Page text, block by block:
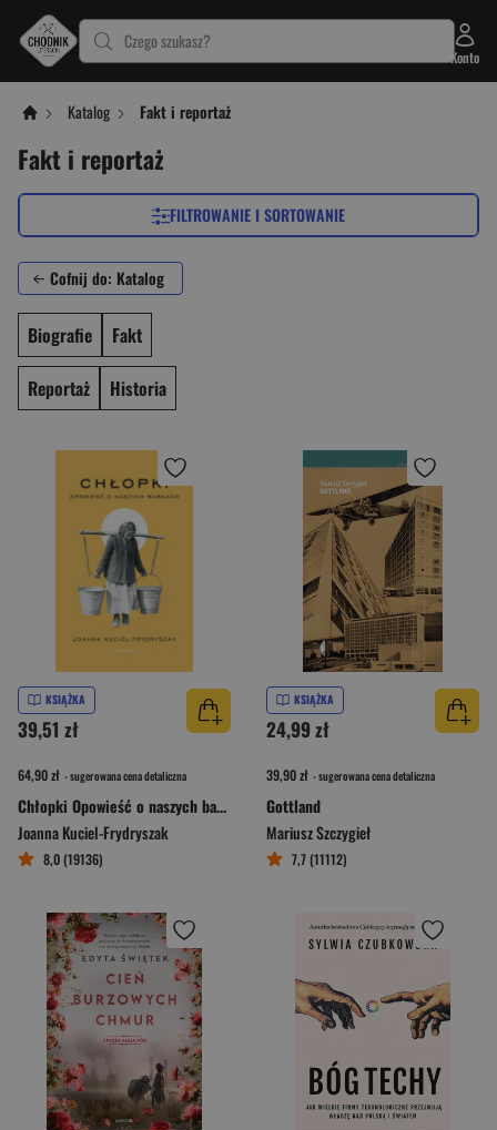
Czego szukasz?
Konto
Katalog Fakt i reportaż
Fakt i reportaż
FILTROWANIE I SORTOWANIE
Cofnij do: Katalog
Biografie
Fakt
Reportaż
Historia
KSIĄŻKA
39,51 zł
64,90 zł - sugerowana cena detaliczna
Chłopki Opowieść o naszych babkach
Joanna Kuciel-Frydryszak
8,0 (19136)
KSIĄŻKA
24,99 zł
39,90 zł - sugerowana cena detaliczna
Gottland
Mariusz Szczygieł
7,7 (11112)